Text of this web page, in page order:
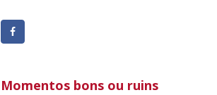
Momentos bons ou ruins